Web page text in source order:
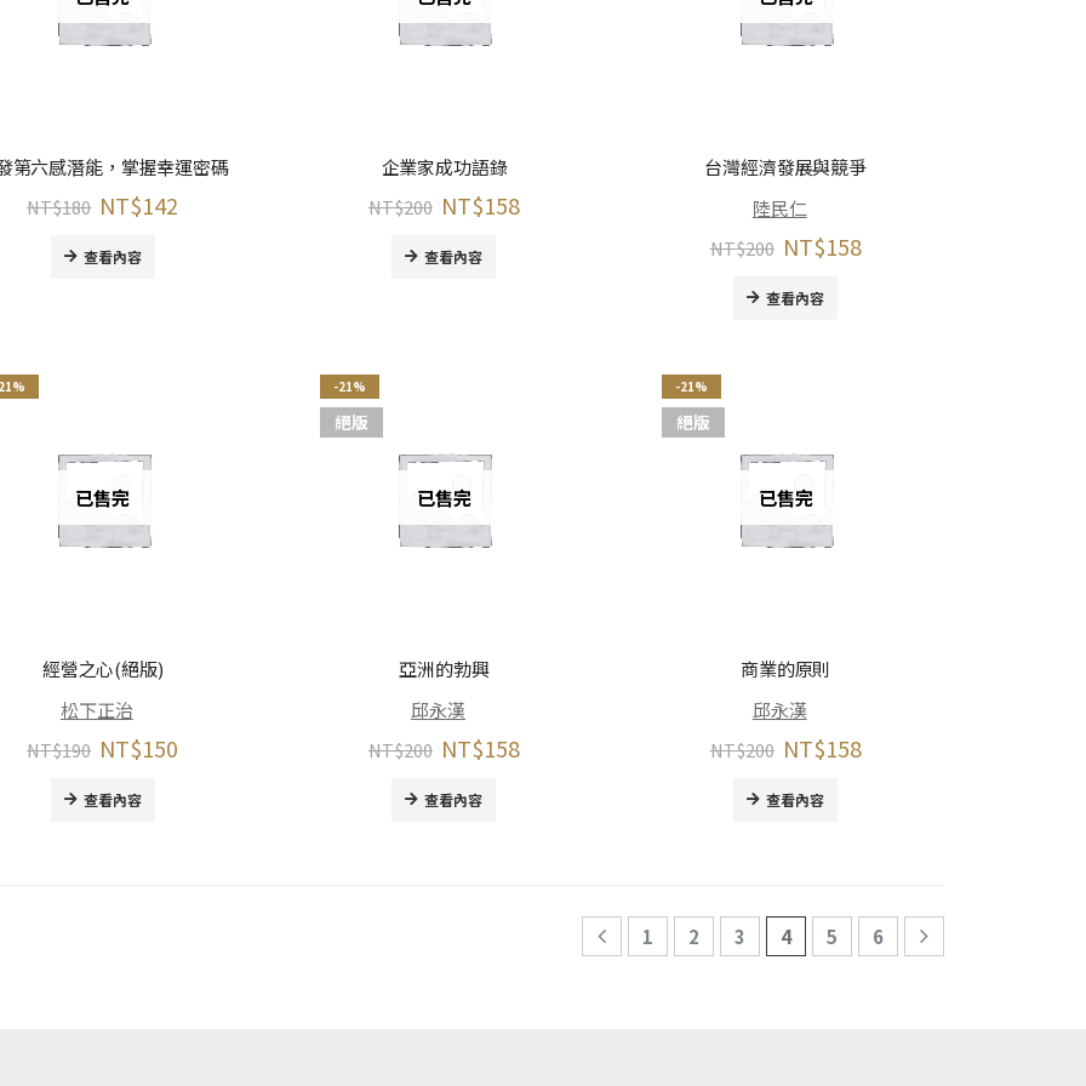
第六感潛能，掌握幸運密碼
NT$180 NT$142
查看內容
企業家成功語錄
NT$200 NT$158
查看內容
台灣經濟發展與競爭
陸民仁
NT$200 NT$158
查看內容
已售完
經營之心(絕版)
松下正治
NT$190 NT$150
查看內容
-21%
已售完
絕版
亞洲的勃興
邱永漢
NT$200 NT$158
查看內容
-21%
已售完
絕版
商業的原則
邱永漢
NT$200 NT$158
查看內容
1 2 3 4 5 6